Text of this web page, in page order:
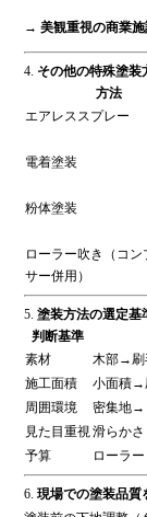
→美観重視の商業
4. その他の特殊塗装
方法
エアレススプレー
電着塗装
粉体塗装
ローラー吹き（コン
サー併用）
5.塗装方法の選定基
判断基準
素材
木部→刷
施工面積
小面積→
周囲環境
密集地→
見た目重視滑らか
予算
ローラ
6.現場での塗装品質